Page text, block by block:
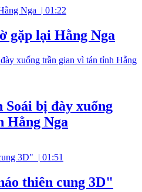
| 01:22
gặp lại Hằng Nga
Soái bị đày xuống
Hằng Nga
| 01:51
thiên cung 3D"